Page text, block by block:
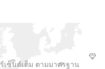
เซ็นต์เต็ม ตามมาตรฐาน